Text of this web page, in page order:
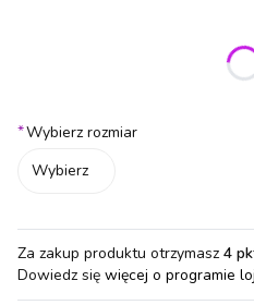
Poszczególne warianty mogą
*Wybierz rozmiar
Wybierz
Za zakup produktu otrzymasz 4
Dowiedz się więcej o programie